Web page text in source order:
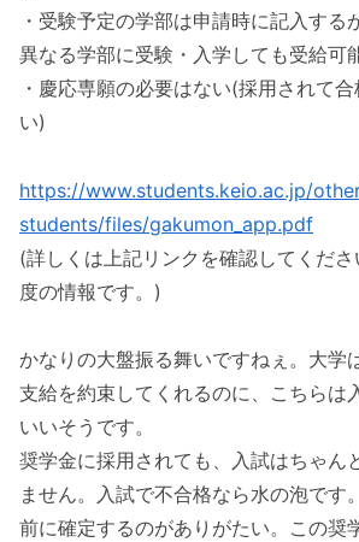
・受験予定の学部は申請時に記入する
異なる学部に受験・入学しても受給可
・慶応専願の必要はない(採用されて
い)
https://www.students.keio.ac.jp/
students/files/gakumon_app.pdf
(詳しくは上記リンクを確認してくだ
度の情報です。)
かなりの大盤振る舞いですねぇ。大学
支給を約束してくれるのに、こちらは
いいそうです。
奨学金に採用されても、入試はちゃん
ません。入試で不合格なら水の泡です
前に確定するのがありがたい。この奨